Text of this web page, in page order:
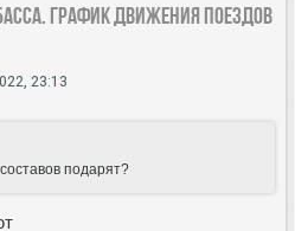
График движения поездов
23:13
подарят?